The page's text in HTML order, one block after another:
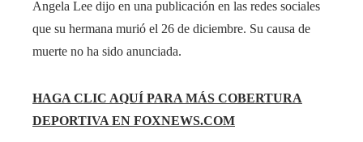
Angela Lee dijo en una publicación en las redes sociales
que su hermana murió el 26 de diciembre. Su causa de
muerte no ha sido anunciada.
HAGA CLIC AQUÍ PARA MÁS COBERTURA
DEPORTIVA EN FOXNEWS.COM